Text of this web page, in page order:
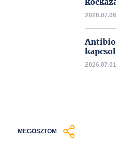
MEGOSZTOM